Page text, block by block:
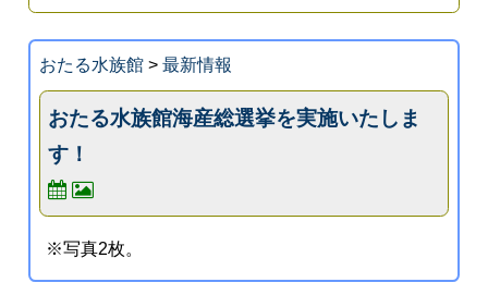
おたる水族館> 最新情報
おたる水族館海産総選挙を実施いたしま
す！
※写真2枚。